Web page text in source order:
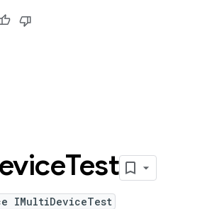
Test
IMultiDeviceTest